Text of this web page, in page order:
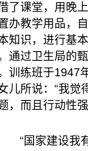
了课堂，用晚
办教学用品，
知识，进行基
通过卫生局的
训练班于1947
儿所说：“我
，而且行动性
“国家建设我